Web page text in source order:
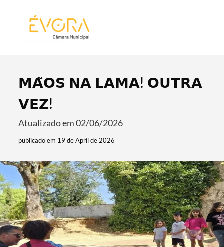
𝗠𝗔̃𝗢𝗦 𝗡𝗔 𝗟𝗔𝗠𝗔! 𝗢𝗨𝗧𝗥𝗔
𝗩𝗘𝗭!
Atualizado em 02/06/2026
publicado em 19 de April de 2026